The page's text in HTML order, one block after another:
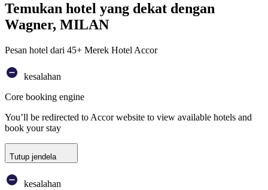
Temukan hotel yang dekat dengan
Wagner, MILAN
Pesan hotel dari 45+ Merek Hotel Accor
kesalahan
Core booking engine
You’ll be redirected to Accor website to view available hotels and
book your stay
Tutup jendela
kesalahan